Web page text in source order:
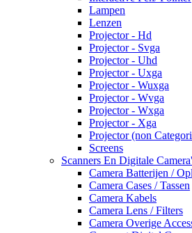
Lampen
Lenzen
Projector - Hd
Projector - Svga
Projector - Uhd
Projector - Uxga
Projector - Wuxga
Projector - Wvga
Projector - Wxga
Projector - Xga
Projector (non
Screens
Scanners En Digitale
Camera Batterijen /
Camera Cases / Tassen
Camera Kabels
Camera Lens / Filters
Camera Overige